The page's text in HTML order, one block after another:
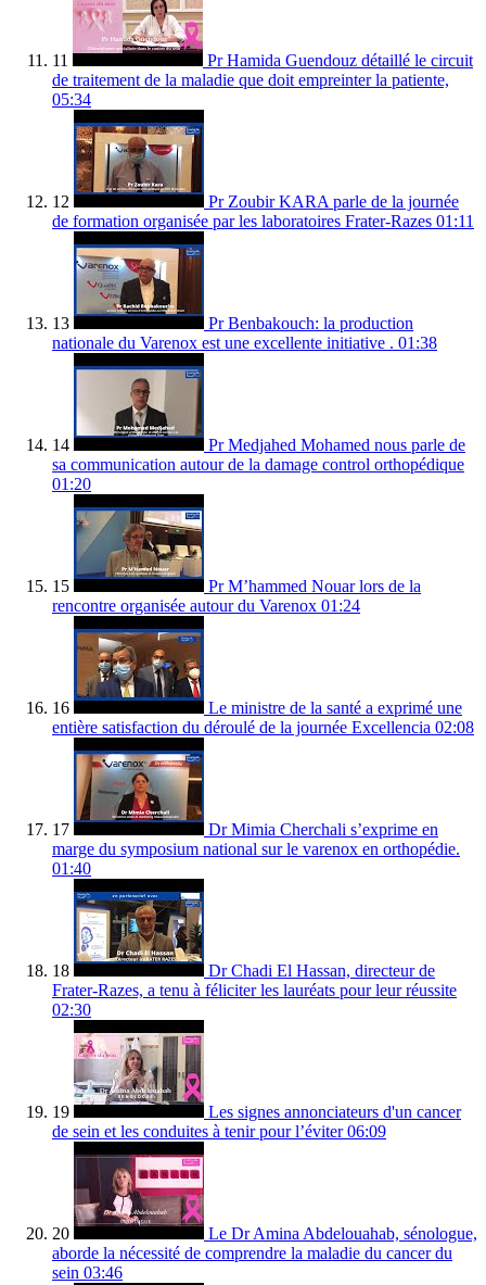
11
Pr Hamida Guendouz détaillé le circuit
de traitement de la maladie que doit empreinter la patiente,
05:34
12
Pr Zoubir KARA parle de la journée
de formation organisée par les laboratoires Frater-Razes 01:11
13
Pr Benbakouch: la production
nationale du Varenox est une excellente initiative . 01:38
14
Pr Medjahed Mohamed nous parle de
sa communication autour de la damage control orthopédique
01:20
15
Pr M’hammed Nouar lors de la
rencontre organisée autour du Varenox 01:24
16
Le ministre de la santé a exprimé une
entière satisfaction du déroulé de la journée Excellencia 02:08
17
Dr Mimia Cherchali s’exprime en
marge du symposium national sur le varenox en orthopédie.
01:40
18
Dr Chadi El Hassan, directeur de
Frater-Razes, a tenu à féliciter les lauréats pour leur réussite
02:30
19
Les signes annonciateurs d'un cancer
de sein et les conduites à tenir pour l’éviter 06:09
20
Le Dr Amina Abdelouahab, sénologue,
aborde la nécessité de comprendre la maladie du cancer du
sein 03:46